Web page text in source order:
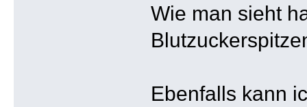
Wie man sieht
Ebenfalls kann